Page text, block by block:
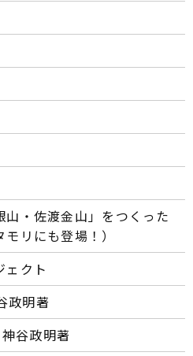
山・佐渡金山」をつくった
リにも登場！）
ェクト
政明著
神谷政明著